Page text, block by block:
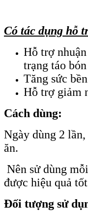
Có tác dụng hỗ
Hỗ trợ
trạng táo bón
Tăng sức
Hỗ trợ giảm
Cách dùng:
Ngày dùng 2
ăn.
Nên sử dùng
được hiệu quả
Đối tượng sử